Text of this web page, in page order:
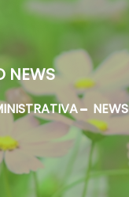
NEWS
NEWS